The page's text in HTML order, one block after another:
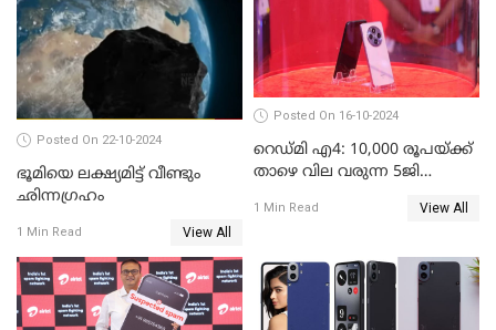
Posted On 22-10-2024
ഭൂമിയെ ലക്ഷ്യമിട്ട് വീണ്ടും
ഛിന്നഗ്രഹം
1 Min Read View All
Posted On 16-10-2024
റെഡ്മി എ4: 10,000 രൂപയ്ക്ക്
താഴെ വില വരുന്ന 5ജി
1 Min Read View All